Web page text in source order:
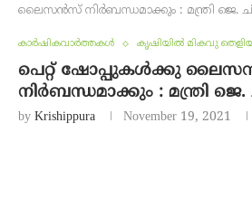
ലൈസൻസ് നിർബന്ധമാക്കും : മന്ത്രി ജെ.
കാർഷികവാർത്തകൾ കൃഷിയിൽ മികവു
പെറ്റ് ഷോപ്പുകൾക്കു
നിർബന്ധമാക്കും : മന്ത്രി
by Krishippura November 19, 2021